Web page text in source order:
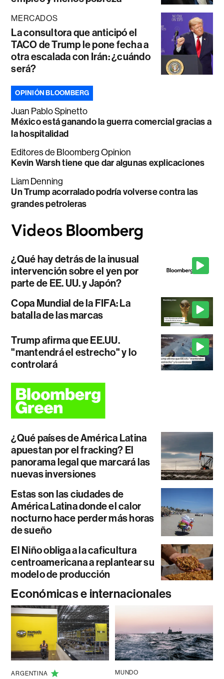
MERCADOS
La consultora que anticipó el
TACO de Trump le pone fecha a
otra escalada con Irán: ¿cuándo
será?
OPINIÓN BLOOMBERG
Juan Pablo Spinetto
México está ganando la guerra comercial gracias a
la hospitalidad
Editores de Bloomberg Opinion
Kevin Warsh tiene que dar algunas explicaciones
Liam Denning
Un Trump acorralado podría volverse contra las
grandes petroleras
¿Qué hay detrás de la inusual
intervención sobre el yen por
parte de EE. UU. y Japón?
Copa Mundial de la FIFA: La
batalla de las marcas
Trump afirma que EE.UU.
"mantendrá el estrecho" y lo
controlará
¿Qué países de América Latina
apuestan por el fracking? El
panorama legal que marcará las
nuevas inversiones
Estas son las ciudades de
América Latina donde el calor
nocturno hace perder más horas
de sueño
El Niño obliga a la caficultura
centroamericana a replantear su
modelo de producción
Económicas e internacionales
ARGENTINA MUNDO